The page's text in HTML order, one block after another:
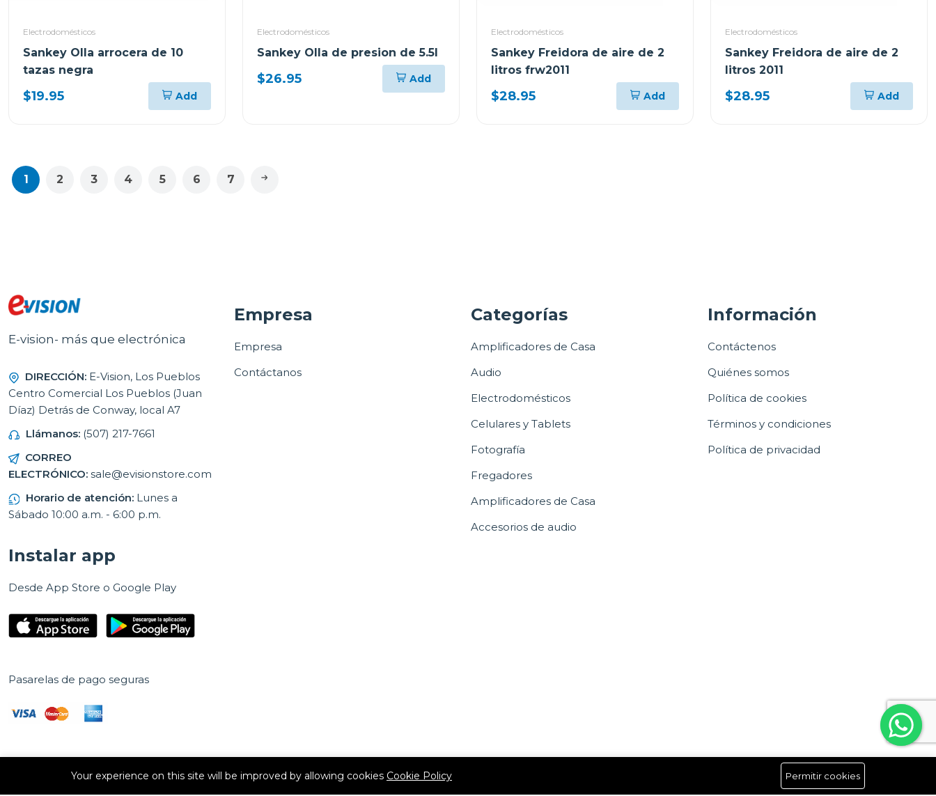
Electrodomésticos
Sankey Olla arrocera de 10
tazas negra
$19.95 Add
Electrodomésticos
Sankey Olla de presion de 5.5l
$26.95 Add
Electrodomésticos
Sankey Freidora de aire de 2
litros frw2011
$28.95 Add
Electrodomésticos
Sankey Freidora de aire de 2
litros 2011
$28.95 Add
1 2 3 4 5 6 7
E-vision- más que electrónica
DIRECCIÓN: E-Vision, Los Pueblos
Centro Comercial Los Pueblos (Juan
Díaz) Detrás de Conway, local A7
Llámanos: (507) 217-7661
CORREO
ELECTRÓNICO: sale@evisionstore.com
Horario de atención: Lunes a
Sábado 10:00 a.m. - 6:00 p.m.
Empresa
Empresa
Contáctanos
Categorías
Amplificadores de Casa
Audio
Electrodomésticos
Celulares y Tablets
Fotografía
Fregadores
Amplificadores de Casa
Accesorios de audio
Información
Contáctenos
Quiénes somos
Política de cookies
Términos y condiciones
Política de privacidad
Instalar app
Desde App Store o Google Play
Pasarelas de pago seguras
Síguenos
Your experience on this site will be improved by allowing cookies Cookie Policy Permitir cookies